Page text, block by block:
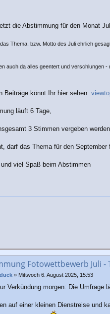
die Abstimmung für den Monat
Thema, bzw. Motto des Juli ehrlich
auch da alles geentert und verschlungen -
Beiträge könnt Ihr hier sehen:
läuft 6 Tage,
3 Stimmen vergeben
darf das Thema für den September
und viel Spaß beim Abstimmen
Fotowettbewerb Juli -
» Mittwoch 6. August 2025, 15:53
Verkündung morgen: Die Umfrage
auf einer kleinen Dienstreise und